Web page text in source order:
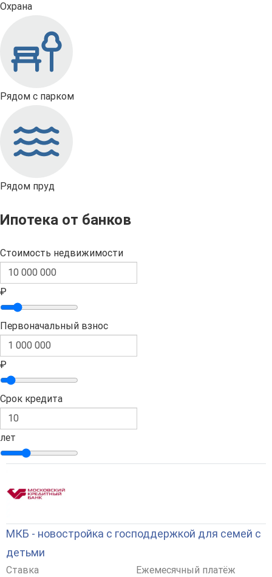
Охрана
Рядом с парком
Рядом пруд
Ипотека от банков
Стоимость недвижимости
₽
Первоначальный взнос
₽
Срок кредита
лет
МКБ - новостройка с господдержкой для семей с
детьми
Ставка
Ежемесячный платёж